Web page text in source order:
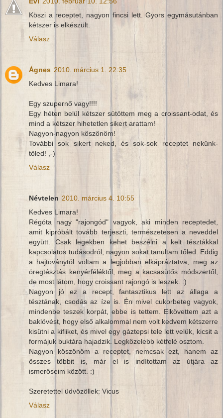
Köszi a receptet, nagyon fincsi lett. Gyors egymásutánban
kétszer is elkészült.
Válasz
Ágnes 2010. március 1. 22:35
Kedves Limara!
Egy szupernő vagy!!!!
Egy héten belül kétszer sütöttem meg a croissant-odat, és
mind a kétszer hihetetlen sikert arattam!
Nagyon-nagyon köszönöm!
További sok sikert neked, és sok-sok receptet nekünk-
tőled! ,-)
Válasz
Névtelen 2010. március 4. 10:55
Kedves Limara!
Régóta nagy "rajongód" vagyok, aki minden receptedet,
amit kipróbált tovább terjeszti, természetesen a neveddel
együtt. Csak legekben kehet beszélni a kelt tésztákkal
kapcsolatos tudásodról, nagyon sokat tanultam tőled. Eddig
a hajtoványtól voltam a legjobban elkápráztatva, meg az
öregtésztás kenyérféléktől, meg a kacsasütős módszertől,
de most látom, hogy croissant rajongó is leszek. :)
Nagyon jó ez a recept, fantasztikus lett az állaga a
tésztának, csodás az íze is. Én mivel cukorbeteg vagyok,
mindenbe teszek korpát, ebbe is tettem. Elkövettem azt a
baklövést, hogy első alkalommal nem volt kedvem kétszerre
kisütni a kifliket, és mivel egy gáztepsi tele lett velük, kicsit a
formájuk buktára hajadzik. Legközelebb kétfelé osztom.
Nagyon köszönöm a receptet, nemcsak ezt, hanem az
összes többit is, már el is indítottam az útjára az
ismerőseim között. :)
Szeretettel üdvözöllek: Vicus
Válasz